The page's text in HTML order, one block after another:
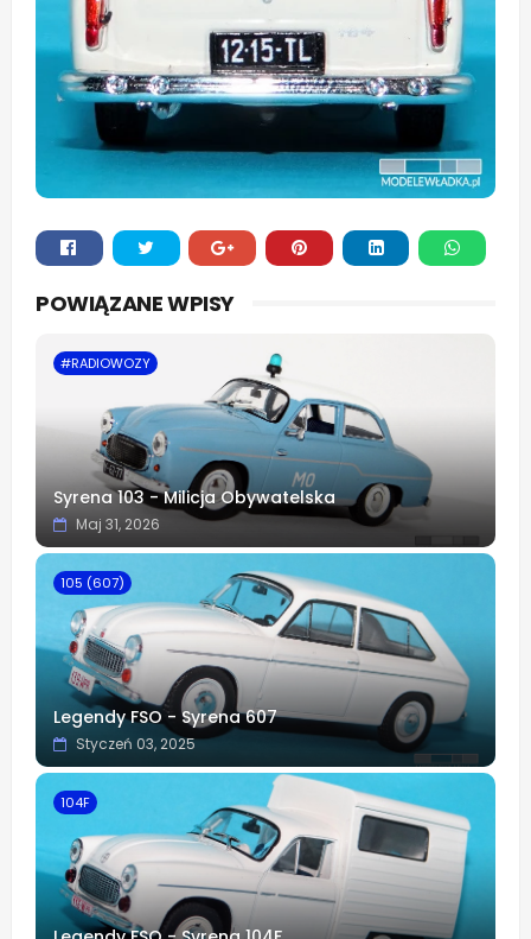
POWIĄZANE WPISY
#RADIOWOZY
Syrena 103 - Milicja Obywatelska
Maj 31, 2026
105 (607)
Legendy FSO - Syrena 607
Styczeń 03, 2025
104F